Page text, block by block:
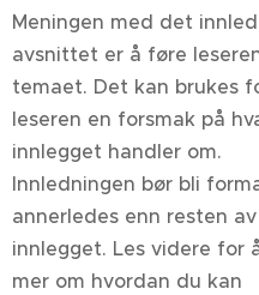
Meningen med det
avsnittet er å føre
temaet. Det kan brukes
leseren en forsmak på
innlegget handler om.
Innledningen bør bli
annerledes enn resten av
innlegget. Les videre for
mer om hvordan du kan